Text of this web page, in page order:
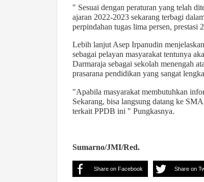
" Sesuai dengan peraturan yang telah
ajaran 2022-2023 sekarang terbagi
perpindahan tugas lima persen, prestasi
Lebih lanjut Asep Irpanudin
sebagai pelayan masyarakat tentunya
Darmaraja sebagai sekolah menengah
prasarana pendidikan yang sangat
"Apabila masyarakat membutuhkan
Sekarang, bisa langsung datang ke
terkait PPDB ini " Pungkasnya.
Sumarno/JMI/Red.
Share on Facebook Share on